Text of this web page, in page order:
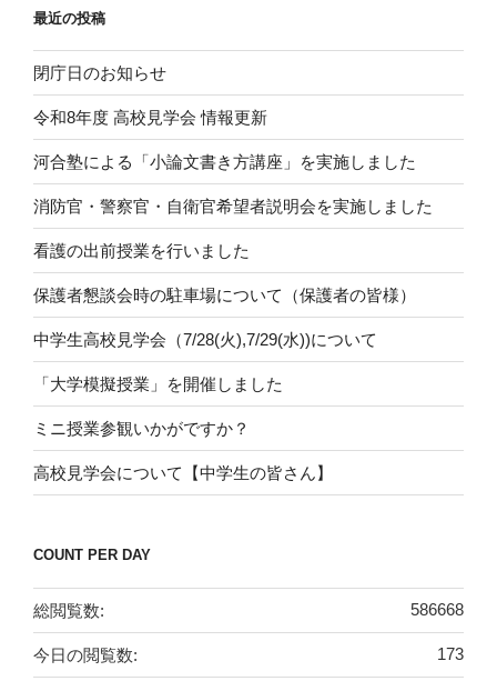
最近の投稿
閉庁日のお知らせ
令和8年度 高校見学会 情報更新
河合塾による「小論文書き方講座」を実施しました
消防官・警察官・自衛官希望者説明会を実施しました
看護の出前授業を行いました
保護者懇談会時の駐車場について（保護者の皆様）
中学生高校見学会（7/28(火),7/29(水))について
「大学模擬授業」を開催しました
ミニ授業参観いかがですか？
高校見学会について【中学生の皆さん】
COUNT PER DAY
586668
総閲覧数:
173
今日の閲覧数: